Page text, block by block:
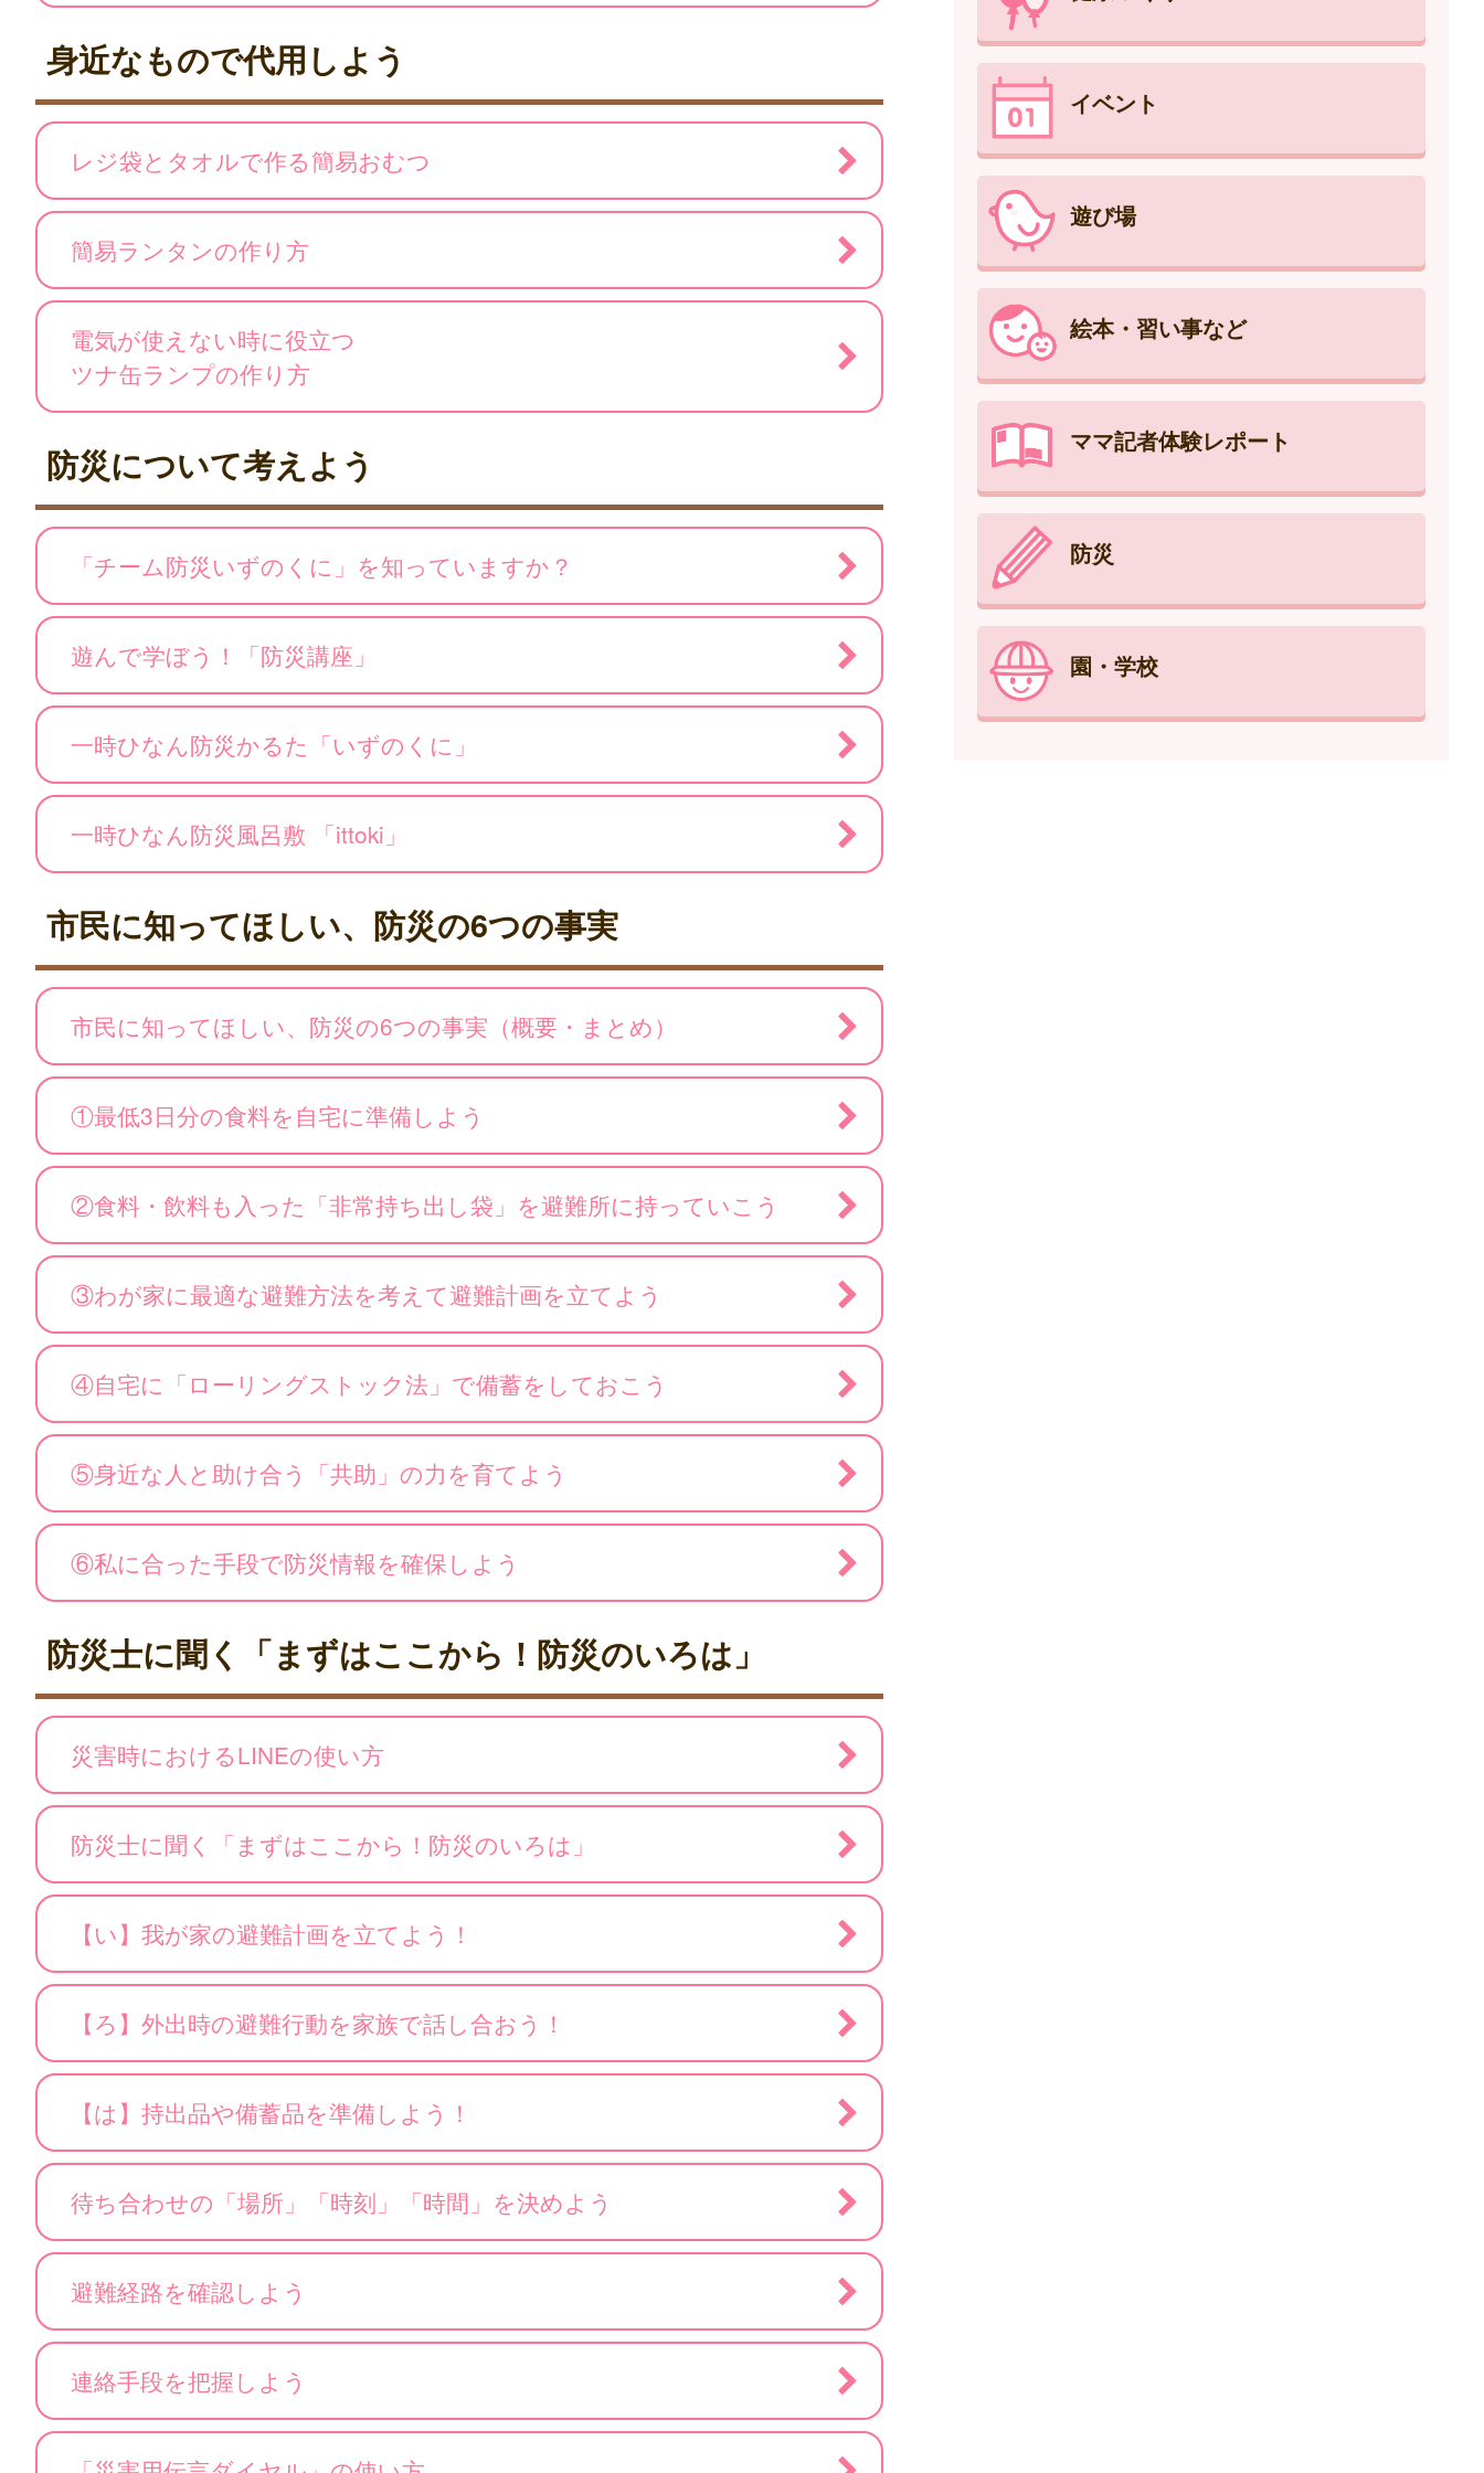
身近なもので代用しよう
レジ袋とタオルで作る簡易おむつ
簡易ランタンの作り方
電気が使えない時に役立つ
ツナ缶ランプの作り方
防災について考えよう
「チーム防災いずのくに」を知っていますか？
遊んで学ぼう！「防災講座」
一時ひなん防災かるた「いずのくに」
一時ひなん防災風呂敷 「ittoki」
市民に知ってほしい、防災の6つの事実
市民に知ってほしい、防災の6つの事実（概要・まとめ）
①最低3日分の食料を自宅に準備しよう
②食料・飲料も入った「非常持ち出し袋」を避難所に持っていこう
③わが家に最適な避難方法を考えて避難計画を立てよう
④自宅に「ローリングストック法」で備蓄をしておこう
⑤身近な人と助け合う「共助」の力を育てよう
⑥私に合った手段で防災情報を確保しよう
防災士に聞く「まずはここから！防災のいろは」
災害時におけるLINEの使い方
防災士に聞く「まずはここから！防災のいろは」
【い】我が家の避難計画を立てよう！
【ろ】外出時の避難行動を家族で話し合おう！
【は】持出品や備蓄品を準備しよう！
待ち合わせの「場所」「時刻」「時間」を決めよう
避難経路を確認しよう
連絡手段を把握しよう
イベント
遊び場
絵本・習い事など
ママ記者体験レポート
防災
園・学校